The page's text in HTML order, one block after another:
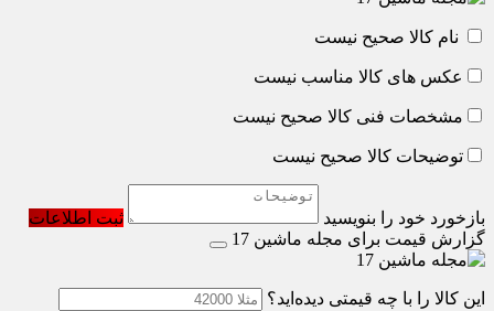
نام کالا صحیح نیست
عکس های کالا مناسب نیست
مشخصات فنی کالا صحیح نیست
توضیحات کالا صحیح نیست
بازخورد خود را بنویسید
ثبت اطلاعات
گزارش قیمت برای مجله ماشین 17
این کالا را با چه قیمتی دیده‌اید؟